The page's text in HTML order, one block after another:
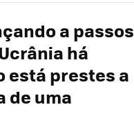
a passos
há
está prestes a
de uma